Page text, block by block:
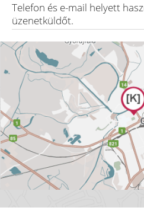
Telefon és e-mail helyett
üzenetküldőt.